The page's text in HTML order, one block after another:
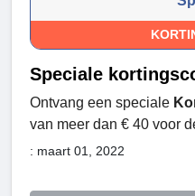
Speciale
Ontvang een speciale
van meer dan € 40 voor
: maart 01, 2022